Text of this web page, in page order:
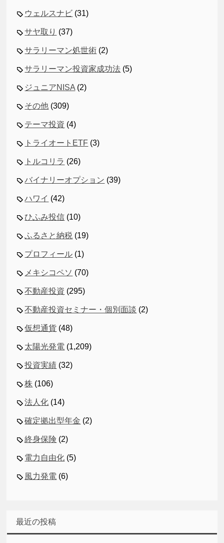
ウェルスナビ (31)
サヤ取り (37)
サラリーマン処世術 (2)
サラリーマン投資家成功法 (5)
ジュニアNISA (2)
その他 (309)
テーマ投資 (4)
トライオートETF (3)
トルコリラ (26)
バイナリーオプション (39)
ハワイ (42)
ひふみ投信 (10)
ふるさと納税 (19)
プロフィール (1)
メキシコペソ (70)
不動産投資 (295)
不動産投資セミナー・個別面談 (2)
仮想通貨 (48)
太陽光発電 (1,209)
投資実績 (32)
株 (106)
法人化 (14)
確定拠出型年金 (2)
終身保険 (2)
電力自由化 (5)
風力発電 (6)
最近の投稿